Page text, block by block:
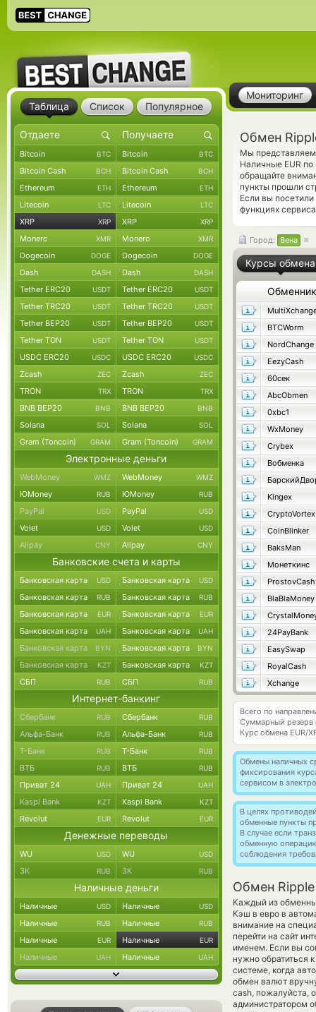
Мониторинг
Обмен
Мы представляем
Наличные EUR
обращайте
пункты прошли
Если вы
функциях
Город: Вена
Курсы обмена
Обменник
BTCWorm
NordChange
EezyCash
60сек
AbcObmen
0xbc1
WxMoney
Crybex
Вобменка
Kingex
CryptoVortex
CoinBlinker
BaksMan
Монеткинс
ProstovCash
BlaBlaMoney
24PayBank
EasySwap
RoyalCash
Xchange
Всего по
Суммарный резерв
Курс обмена EUR/
Обмены наличных
фиксирования
сервисом в
В целях
обменные пункты
В случае если
обменную
соблюдения
Обмен Ripple
Каждый из
Кэш в евро в
внимание на
перейти на сайт
именем. Если вы
нужно обратиться
системе, когда
обмен валют
cash, пожалуйста,
администратором
Таблица Список Популярное
Bitcoin BTC Bitcoin BTC
Bitcoin Cash BCH Bitcoin Cash BCH
Ethereum ETH Ethereum ETH
Litecoin LTC Litecoin LTC
XRP XRP XRP XRP
Monero XMR Monero XMR
Dogecoin DOGE Dogecoin DOGE
Dash DASH Dash DASH
Tether ERC20 USDT Tether ERC20 USDT
Tether TRC20 USDT Tether TRC20 USDT
Tether BEP20 USDT Tether BEP20 USDT
Tether TON USDT Tether TON USDT
USDC ERC20 USDC USDC ERC20 USDC
Zcash ZEC Zcash ZEC
TRON TRX TRON TRX
BNB BEP20 BNB BNB BEP20 BNB
Solana SOL Solana SOL
Gram (Toncoin) GRAM Gram (Toncoin) GRAM
Электронные деньги
WebMoney WMZ WebMoney WMZ
ЮMoney RUB ЮMoney RUB
PayPal USD PayPal USD
Volet USD Volet USD
Alipay CNY Alipay CNY
Банковские счета и карты
Банковская карта USD Банковская карта USD
Банковская карта RUB Банковская карта RUB
Банковская карта EUR Банковская карта EUR
Банковская карта UAH Банковская карта UAH
Банковская карта BYN Банковская карта BYN
Банковская карта KZT Банковская карта KZT
СБП RUB СБП RUB
Интернет-банкинг
Сбербанк RUB Сбербанк RUB
Альфа-Банк RUB Альфа-Банк RUB
Т-Банк RUB Т-Банк RUB
ВТБ RUB ВТБ RUB
Приват 24 UAH Приват 24 UAH
Kaspi Bank KZT Kaspi Bank KZT
Revolut EUR Revolut EUR
Денежные переводы
WU USD WU USD
ЗК RUB ЗК RUB
Наличные деньги
Наличные USD Наличные USD
Наличные RUB Наличные RUB
Наличные EUR Наличные EUR
Наличные UAH Наличные UAH